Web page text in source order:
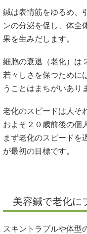
鍼は表情筋をゆるめ、
ンの分泌を促し、体全
果を生みだします。
細胞の衰退（老化）は
若々しさを保つために
うことはまちがいあり
老化のスピードは人そ
およそ２０歳前後の個
まず老化のスピードを
が最初の目標です。
美容鍼で老化に
スキントラブルや体型